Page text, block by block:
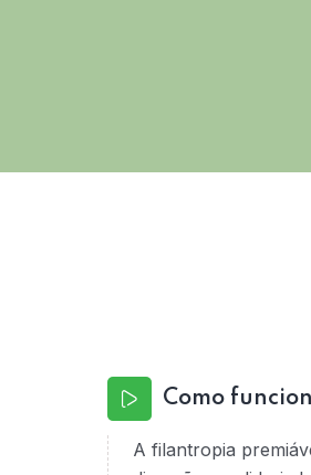
Como
A filantropia